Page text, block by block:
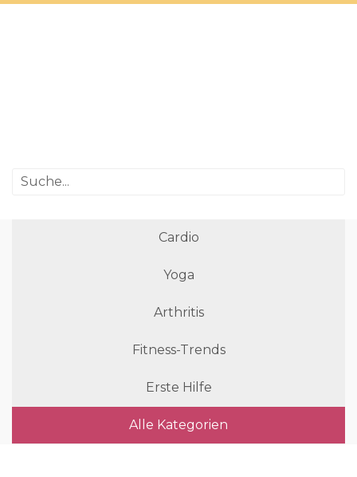
Cardio
Yoga
Arthritis
Fitness-Trends
Erste Hilfe
Alle Kategorien